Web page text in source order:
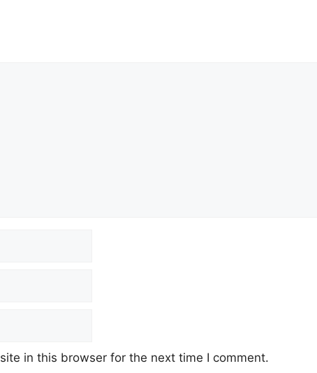
in this browser for the next time I comment.